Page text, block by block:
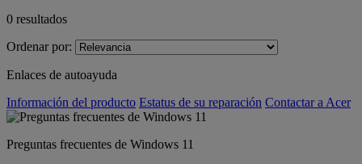
0 resultados
Ordenar por:
Enlaces de autoayuda
Información del producto Estatus de su reparación Contactar a Acer
Preguntas frecuentes de Windows 11